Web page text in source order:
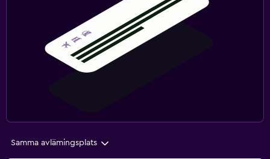
Samma avlämingsplats